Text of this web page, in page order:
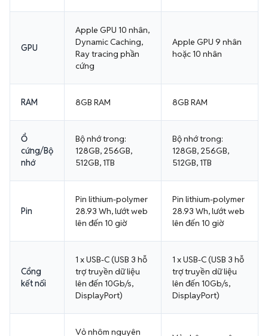
GPU
Apple GPU 10 nhân,
Dynamic Caching,
Ray tracing phần
cứng
Apple GPU 9 nhân
hoặc 10 nhân
RAM 8GB RAM 8GB RAM
Ổ
cứng/Bộ
nhớ
Bộ nhớ trong:
128GB, 256GB,
512GB, 1TB
Bộ nhớ trong:
128GB, 256GB,
512GB, 1TB
Pin
Pin lithium-polymer
28.93 Wh, lướt web
lên đến 10 giờ
Pin lithium-polymer
28.93 Wh, lướt web
lên đến 10 giờ
Cổng
kết nối
1 x USB-C (USB 3 hỗ
trợ truyền dữ liệu
lên đến 10Gb/s,
DisplayPort)
1 x USB-C (USB 3 hỗ
trợ truyền dữ liệu
lên đến 10Gb/s,
DisplayPort)
Vỏ nhôm nguyên